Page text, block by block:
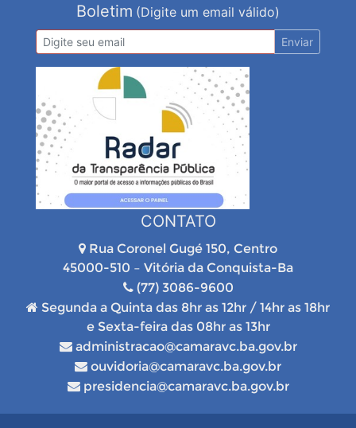
Boletim (Digite um email válido)
Enviar
CONTATO
Rua Coronel Gugé 150, Centro
45000-510 – Vitória da Conquista-Ba
(77) 3086-9600
Segunda a Quinta das 8hr as 12hr / 14hr as 18hr
e Sexta-feira das 08hr as 13hr
administracao@camaravc.ba.gov.br
ouvidoria@camaravc.ba.gov.br
presidencia@camaravc.ba.gov.br